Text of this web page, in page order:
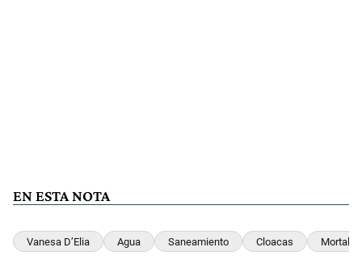
EN ESTA NOTA
Vanesa D’Elia Agua Saneamiento Cloacas